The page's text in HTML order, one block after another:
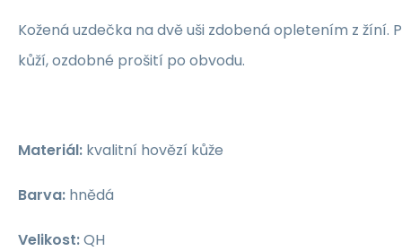
Kožená uzdečka na dvě uši zdobená opletením z žíní.
kůží, ozdobné prošití po obvodu.
Materiál: kvalitní hovězí kůže
Barva: hnědá
Velikost:QH